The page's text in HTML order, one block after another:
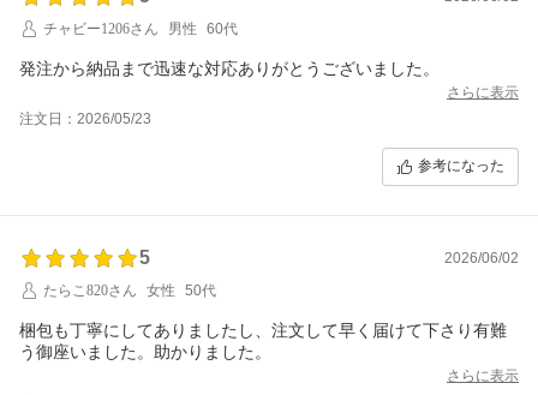
チャビー1206さん
男性 60代
発注から納品まで迅速な対応ありがとうございました。
さらに表示
注文日：2026/05/23
参考になった
5
2026/06/02
たらこ820さん
女性 50代
梱包も丁寧にしてありましたし、注文して早く届けて下さり有難
う御座いました。助かりました。
さらに表示